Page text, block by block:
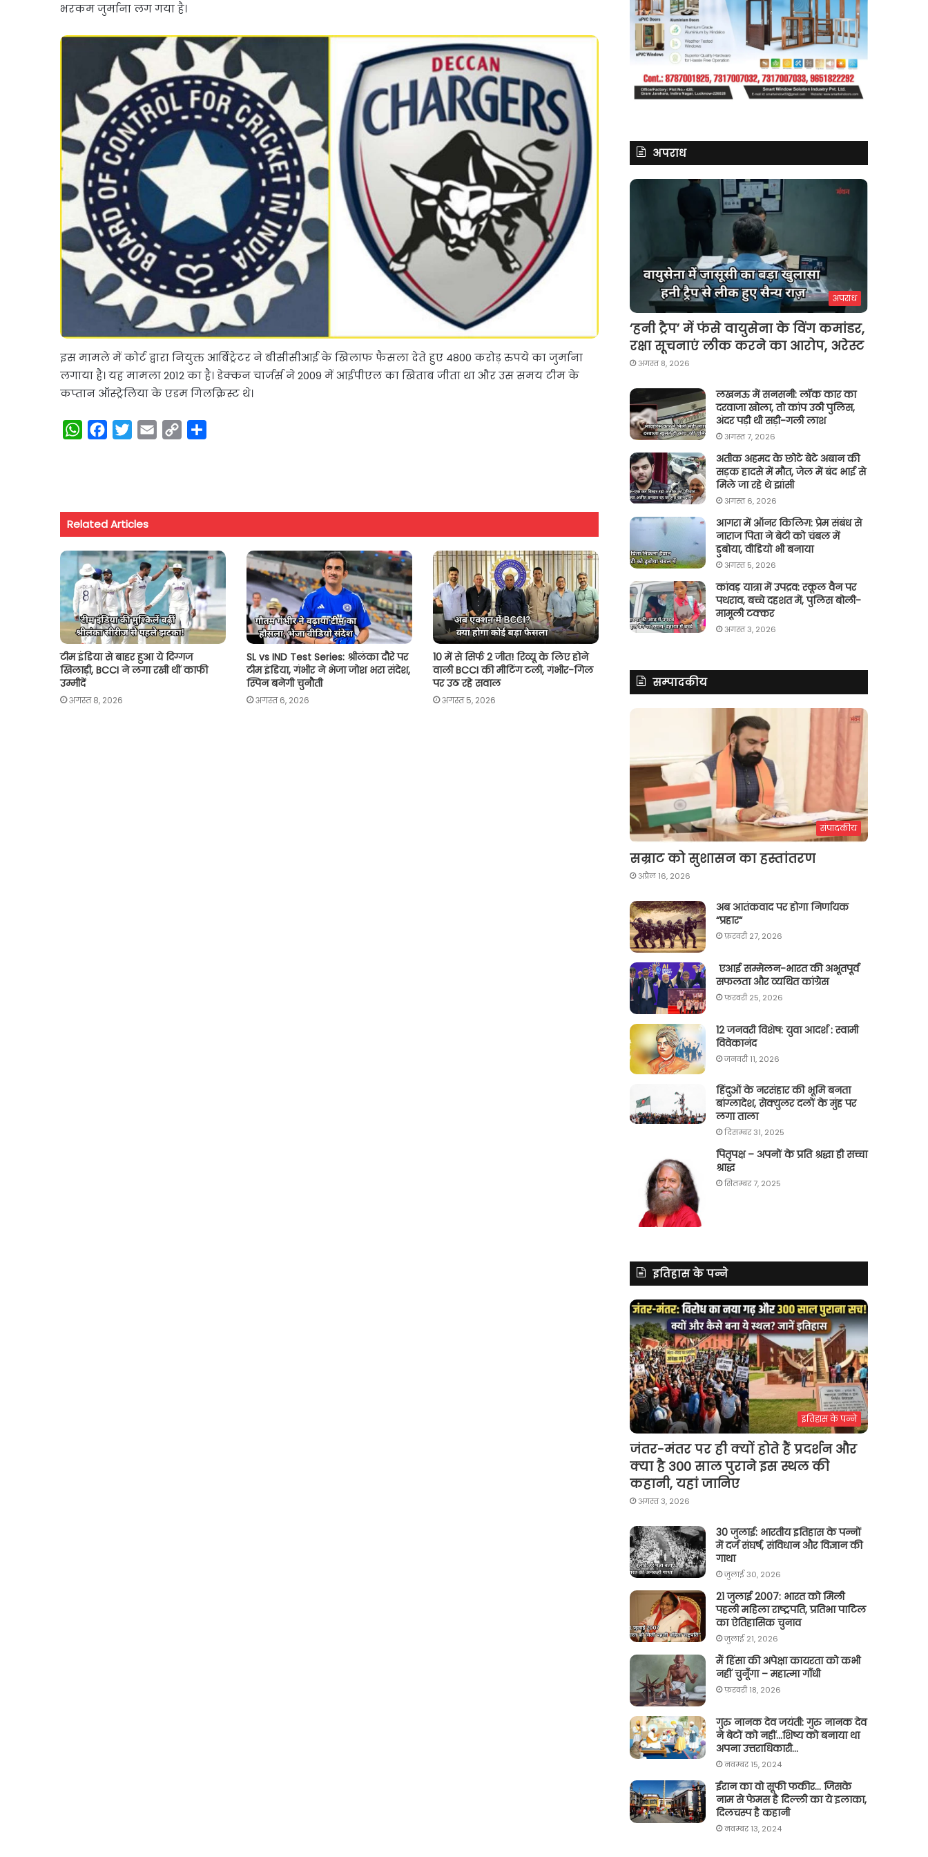
भरकम जुर्माना लग गया है।
इस मामले में कोर्ट द्वारा नियुक्त आर्बिट्रेटर ने बीसीसीआई के खिलाफ फैसला देते हुए 4800 करोड़ रुपये का जुर्माना
लगाया है। यह मामला 2012 का है। डेक्कन चार्जर्स ने 2009 में आईपीएल का खिताब जीता था और उस समय टीम के
कप्तान ऑस्ट्रेलिया के एडम गिलक्रिस्ट थे।
W
A
p
o
k
e
k
Related Articles
टीम इंडिया से बाहर हुआ ये दिग्गज
खिलाड़ी, BCCI ने लगा रखी थीं काफी
उम्मीदें
अगस्त 8, 2026
SL vs IND Test Series: श्रीलंका दौरे पर
टीम इंडिया, गंभीर ने भेजा जोश भरा संदेश,
स्पिन बनेगी चुनौती
अगस्त 6, 2026
10 में से सिर्फ 2 जीत! रिव्यू के लिए होने
वाली BCCI की मीटिंग टली, गंभीर-गिल
पर उठ रहे सवाल
अगस्त 5, 2026
अपराध
अपराध
‘हनी ट्रैप’ में फंसे वायुसेना के विंग कमांडर,
रक्षा सूचनाएं लीक करने का आरोप, अरेस्ट
अगस्त 8, 2026
लखनऊ में सनसनी: लॉक कार का
दरवाजा खोला, तो कांप उठी पुलिस,
अंदर पड़ी थी सड़ी-गली लाश
अगस्त 7, 2026
अतीक अहमद के छोटे बेटे अबान की
सड़क हादसे में मौत, जेल में बंद भाई से
मिले जा रहे थे झांसी
अगस्त 6, 2026
आगरा में ऑनर किलिग़: प्रेम संबंध से
नाराज पिता ने बेटी को चंबल में
डुबोया, वीडियो भी बनाया
अगस्त 5, 2026
कांवड़ यात्रा में उपद्रव: स्कूल वैन पर
पथराव, बच्चे दहशत में, पुलिस बोली-
मामूली टक्कर
अगस्त 3, 2026
सम्पादकीय
संपादकीय
सम्राट को सुशासन का हस्तांतरण
अप्रैल 16, 2026
अब आतंकवाद पर होगा निर्णायक
“प्रहार“
फ़रवरी 27, 2026
एआई सम्मेलन-भारत की अभूतपूर्व
सफलता और व्यथित कांग्रेस
फ़रवरी 25, 2026
12 जनवरी विशेष: युवा आदर्श : स्वामी
विवेकानंद
जनवरी 11, 2026
हिंदुओं के नरसंहार की भूमि बनता
बांग्लादेश, सेक्युलर दलों के मुंह पर
लगा ताला
दिसम्बर 31, 2025
पितृपक्ष – अपनों के प्रति श्रद्धा ही सच्चा
श्राद्ध
सितम्बर 7, 2025
इतिहास के पन्ने
इतिहास के पन्ने
जंतर-मंतर पर ही क्यों होते हैं प्रदर्शन और
क्या है 300 साल पुराने इस स्थल की
कहानी, यहां जानिए
अगस्त 3, 2026
30 जुलाई: भारतीय इतिहास के पन्नों
में दर्ज संघर्ष, संविधान और विज्ञान की
गाथा
जुलाई 30, 2026
21 जुलाई 2007: भारत को मिली
पहली महिला राष्ट्रपति, प्रतिभा पाटिल
का ऐतिहासिक चुनाव
जुलाई 21, 2026
मैं हिंसा की अपेक्षा कायरता को कभी
नहीं चुनूँगा – महात्मा गाँधी
फ़रवरी 18, 2026
गुरु नानक देव जयंती: गुरु नानक देव
ने बेटों को नहीं…शिष्य को बनाया था
अपना उत्तराधिकारी…
नवम्बर 15, 2024
ईरान का वो सूफी फकीर… जिसके
नाम से फेमस है दिल्ली का ये इलाका,
दिलचस्प है कहानी
नवम्बर 13, 2024